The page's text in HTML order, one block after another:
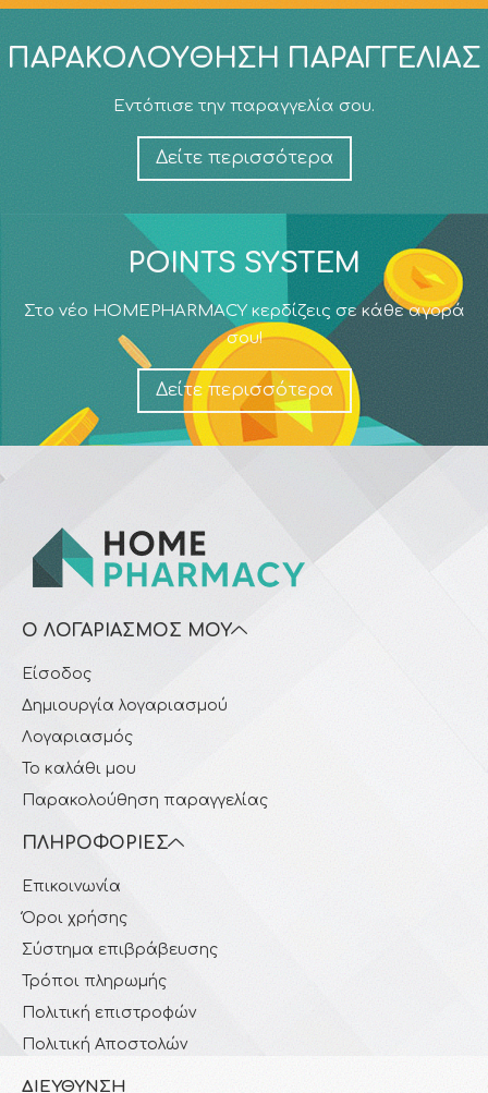
ΠΑΡΑΚΟΛΟΎΘΗΣΗ ΠΑΡΑΓΓΕΛΊΑΣ
Εντόπισε την παραγγελία σου.
Δείτε περισσότερα
POINTS SYSTEM
Στο νέο HOMEPHARMACY κερδίζεις σε κάθε αγορά
σου!
Δείτε περισσότερα
Ο ΛΟΓΑΡΙΑΣΜΌΣ ΜΟΥ
Είσοδος
Δημιουργία λογαριασμού
Λογαριασμός
Το καλάθι μου
Παρακολούθηση παραγγελίας
ΠΛΗΡΟΦΟΡΊΕΣ
Επικοινωνία
Όροι χρήσης
Σύστημα επιβράβευσης
Τρόποι πληρωμής
Πολιτική επιστροφών
Πολιτική Αποστολών
ΔΙΕΎΘΥΝΣΗ